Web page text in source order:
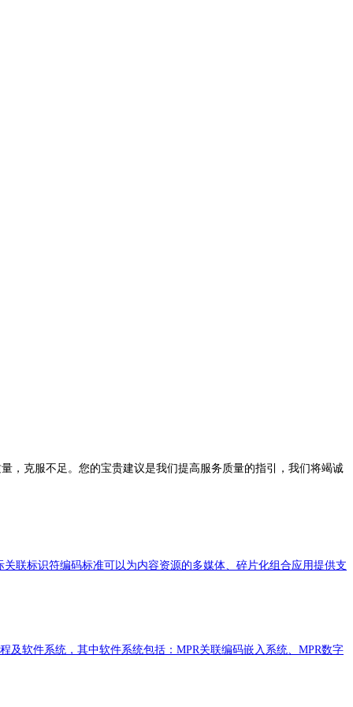
克服不足。您的宝贵建议是我们提高服务质量的指引，我们将竭诚
标识符编码标准可以为内容资源的多媒体、碎片化组合应用提供支
软件系统，其中软件系统包括：MPR关联编码嵌入系统、MPR数字